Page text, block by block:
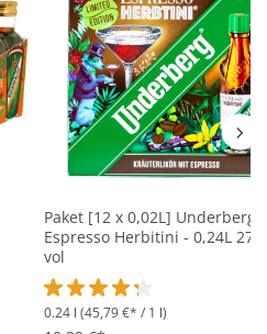
von 5 von 5 Sternen
Paket [12 x 0,02L] Underberg
Espresso Herbitini - 0,24L 27%
vol
Durchschnittliche
0.24 l (45,79 €* / 1 l)